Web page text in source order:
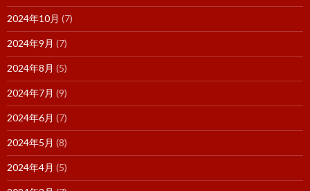
2024年10月 (7)
2024年9月 (7)
2024年8月 (5)
2024年7月 (9)
2024年6月 (7)
2024年5月 (8)
2024年4月 (5)